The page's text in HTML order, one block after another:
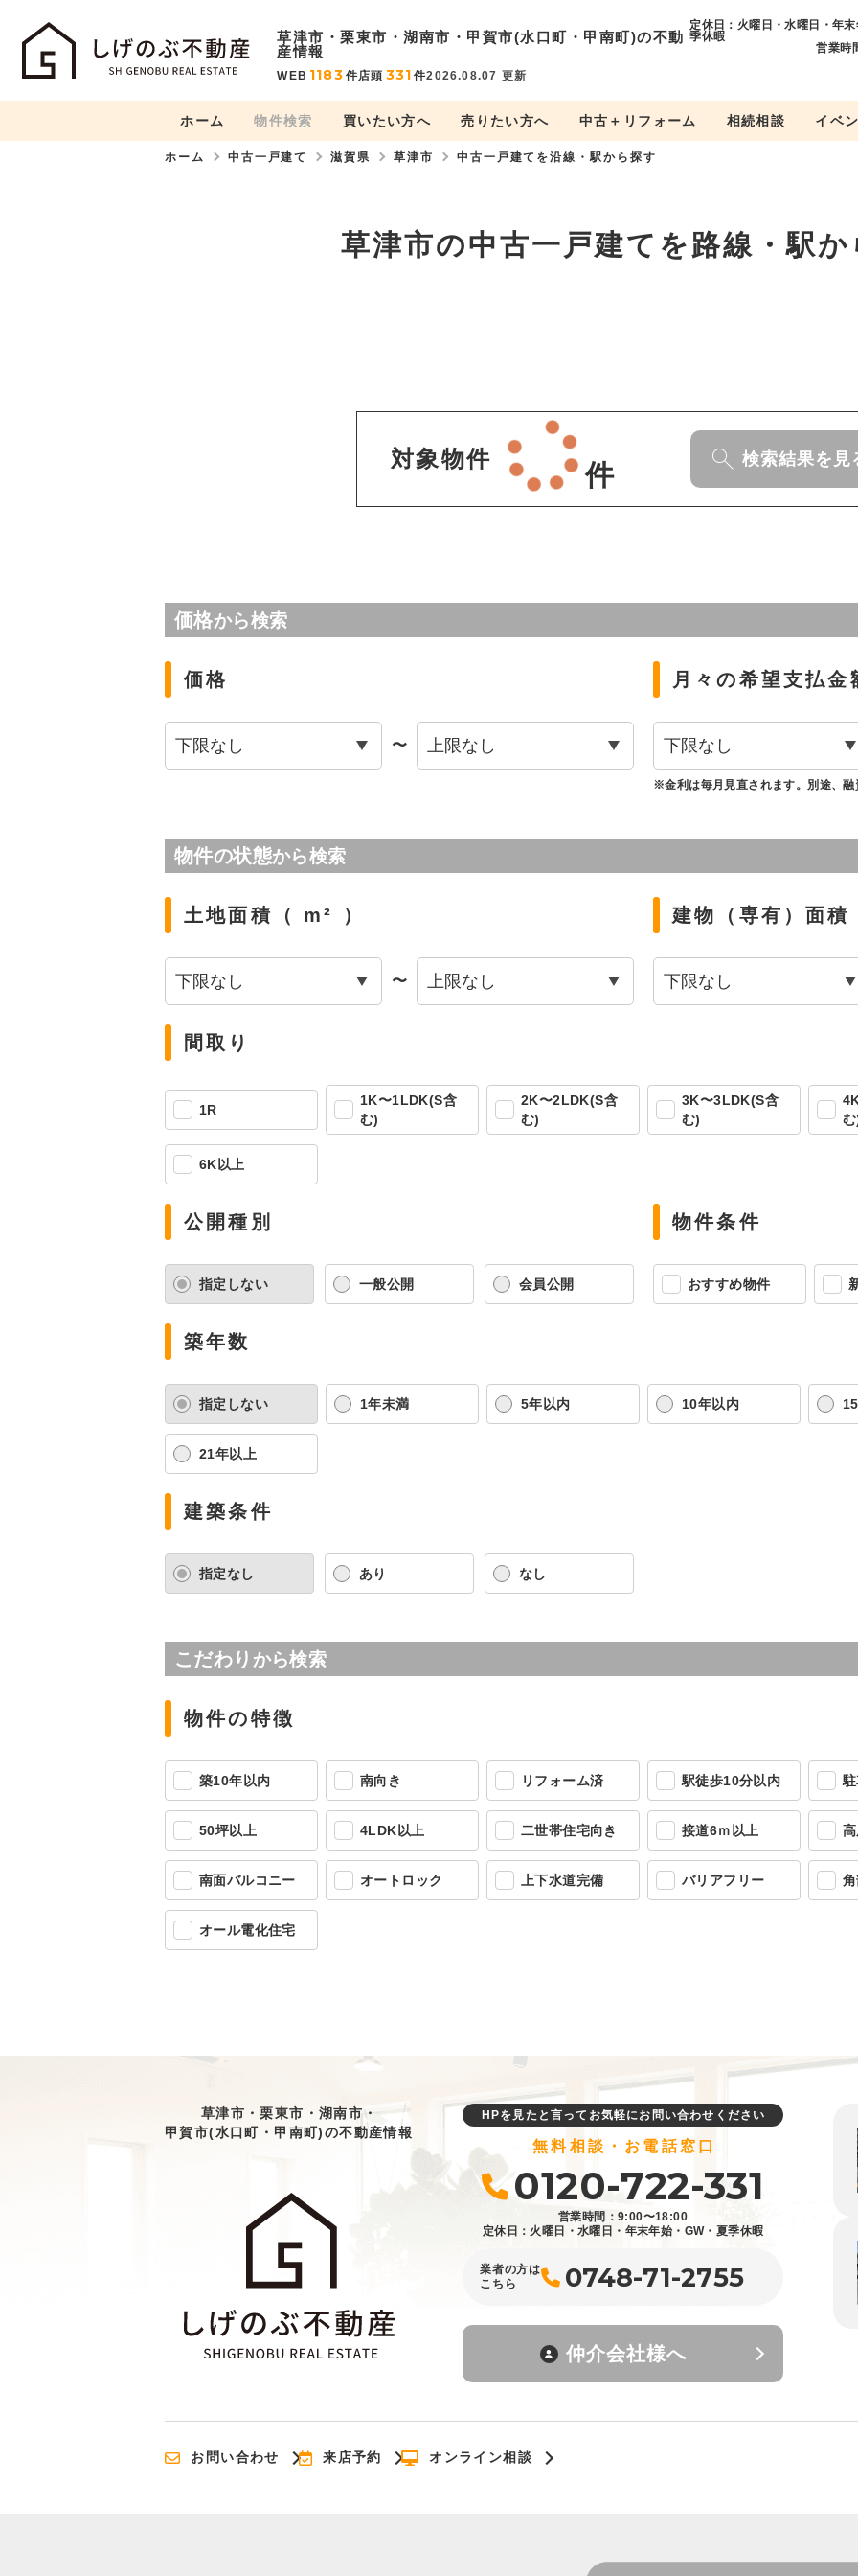
草津市・栗東市・湖南市・ 甲賀市(水口町・甲南町)の不動
産情報
WEB 1183 件店頭 331 件2026.08.07 更新
定休日：火曜日・水曜日・年
季休暇
営業時
ホーム 物件検索 買いたい方へ 売りたい方へ 中古＋リフォーム 相続相談 イベ
ホーム 中古一戸建て 滋賀県 草津市 中古一戸建てを沿線・駅から探す
草津市の中古一戸建てを路線・駅か
対象物件
件 検索結果を見
価格から検索
価格
〜
月々の希望支払金
※金利は毎月見直されます。別途、融
物件の状態から検索
土地面積（ m² ）
〜
建物（専有）面積
間取り
1R
1K〜1LDK(S含
む)
2K〜2LDK(S含
む)
3K〜3LDK(S含
む)
む
6K以上
公開種別
指定しない 一般公開 会員公開
物件条件
おすすめ物件
築年数
指定しない 1年未満 5年以内 10年以内
21年以上
建築条件
指定なし あり なし
こだわり から検索
物件の特徴
築10年以内 南向き リフォーム済 駅徒歩10分以内
50坪以上 4LDK以上 二世帯住宅向き 接道6ｍ以上
南面バルコニー オートロック 上下水道完備 バリアフリー
オール電化住宅
草津市・栗東市・湖南市・
甲賀市(水口町・甲南町)の不動産情報
HPを見たと言ってお気軽にお問い合わせください
無料相談・お電話窓口
0120-722-331
営業時間：9:00〜18:00
定休日：火曜日・水曜日・年末年始・GW・夏季休暇
業者の方は
こちら
0748-71-2755
仲介会社様へ
お問い合わせ 来店予約 オンライン相談